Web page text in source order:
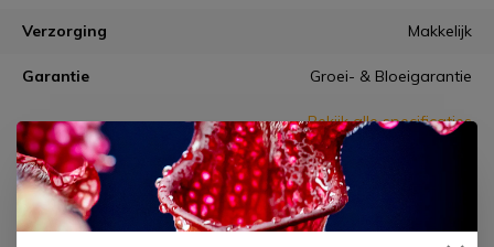
Verzorging Makkelijk
Garantie Groei- & Bloeigarantie
Bekijk alle specificaties
Heb je een vraag over dit product?